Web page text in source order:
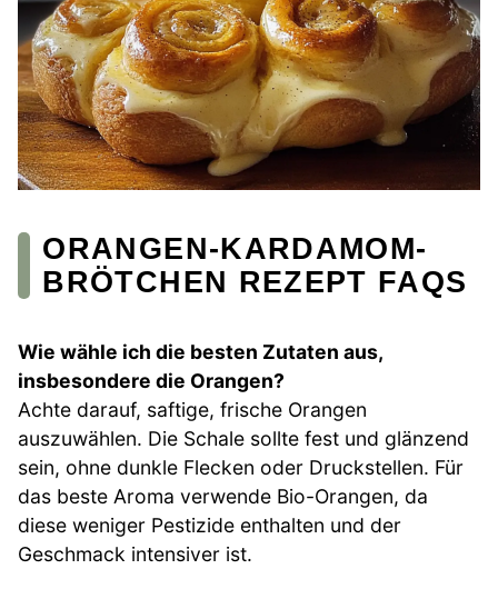
ORANGEN-KARDAMOM-
BRÖTCHEN REZEPT FAQS
Wie wähle ich die besten Zutaten aus,
insbesondere die Orangen?
Achte darauf, saftige, frische Orangen
auszuwählen. Die Schale sollte fest und glänzend
sein, ohne dunkle Flecken oder Druckstellen. Für
das beste Aroma verwende Bio-Orangen, da
diese weniger Pestizide enthalten und der
Geschmack intensiver ist.